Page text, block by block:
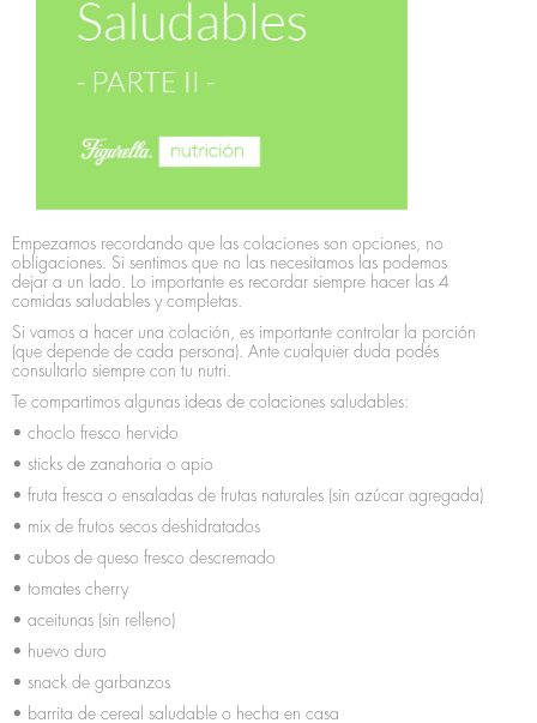
Empezamos recordando que las colaciones son opciones, no
obligaciones. Si sentimos que no las necesitamos las podemos
dejar a un lado. Lo importante es recordar siempre hacer las 4
comidas saludables y completas.
Si vamos a hacer una colación, es importante controlar la porción
(que depende de cada persona). Ante cualquier duda podés
consultarlo siempre con tu nutri.
Te compartimos algunas ideas de colaciones saludables:
• choclo fresco hervido
• sticks de zanahoria o apio
• fruta fresca o ensaladas de frutas naturales (sin azúcar agregada)
• mix de frutos secos deshidratados
• cubos de queso fresco descremado
• tomates cherry
• aceitunas (sin relleno)
• huevo duro
• snack de garbanzos
• barrita de cereal saludable o hecha en casa